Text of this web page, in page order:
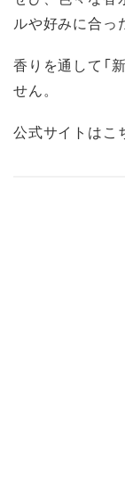
ルや好みに合っ
香りを通して「
せん。
公式サイトは